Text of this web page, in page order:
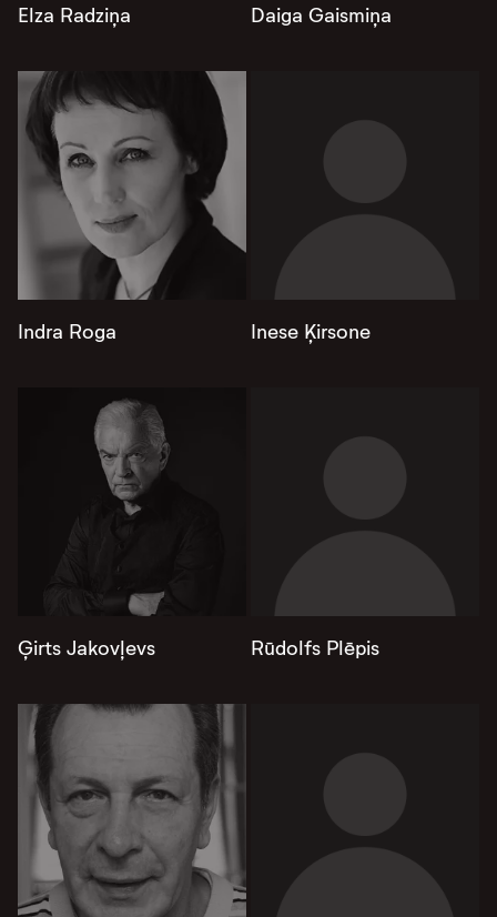
Elza Radziņa Daiga Gaismiņa
Indra Roga Inese Ķirsone
Ģirts Jakovļevs Rūdolfs Plēpis